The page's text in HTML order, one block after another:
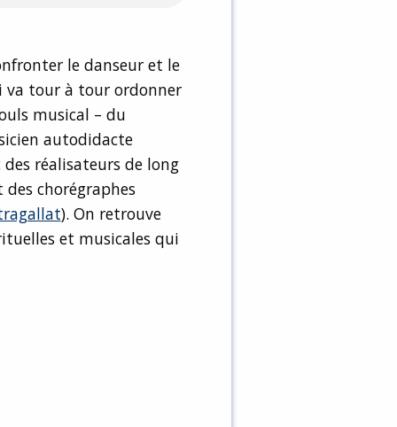
le danseur et le
tour à tour ordonner
musical – du
autodidacte
réalisateurs de long
des chorégraphes
). On retrouve
et musicales qui